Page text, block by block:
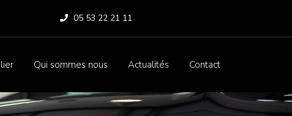
05 53 22 21 11
Qui sommes nous Actualités Contact